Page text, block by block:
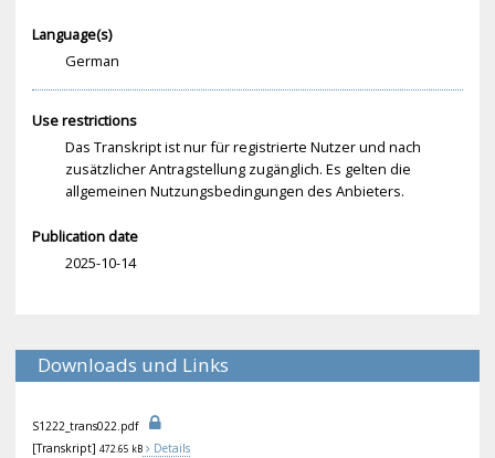
Language(s)
German
Use restrictions
Das Transkript ist nur für registrierte Nutzer und nach
zusätzlicher Antragstellung zugänglich. Es gelten die
allgemeinen Nutzungsbedingungen des Anbieters.
Publication date
2025-10-14
Downloads und Links
S1222_ trans022.pdf
[Transkript] 472.65 kB
Details